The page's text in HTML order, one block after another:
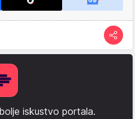
iskustvo portala.